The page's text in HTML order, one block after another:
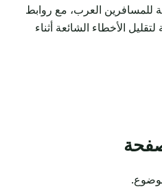
للمسافرين العرب، مع روابط
الأخطاء الشائعة أثناء